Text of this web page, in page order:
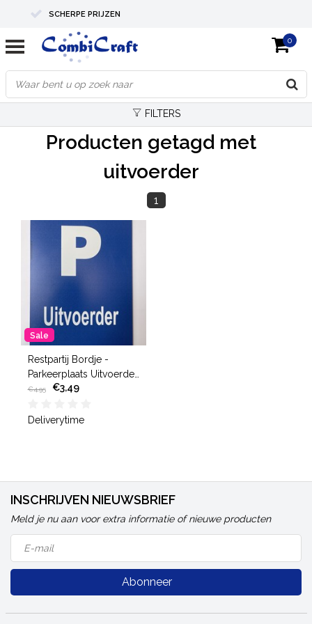
SCHERPE PRIJZEN
PROFESSIONELE KWALITEIT
EXPERTS IN MAATWERK
0
FILTERS
Producten getagd met
uitvoerder
1
Sale
Restpartij Bordje -
Parkeerplaats Uitvoerder
21x30cm
€4,95 €3,49
Deliverytime
INSCHRIJVEN NIEUWSBRIEF
Meld je nu aan voor extra informatie of nieuwe producten
Abonneer